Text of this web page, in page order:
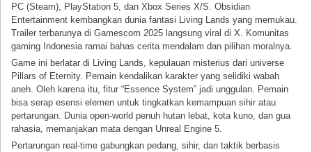
PC (Steam), PlayStation 5, dan Xbox Series X/S. Obsidian
Entertainment kembangkan dunia fantasi Living Lands yang memukau.
Trailer terbarunya di Gamescom 2025 langsung viral di X. Komunitas
gaming Indonesia ramai bahas cerita mendalam dan pilihan moralnya.
Game ini berlatar di Living Lands, kepulauan misterius dari universe
Pillars of Eternity. Pemain kendalikan karakter yang selidiki wabah
aneh. Oleh karena itu, fitur “Essence System” jadi unggulan. Pemain
bisa serap esensi elemen untuk tingkatkan kemampuan sihir atau
pertarungan. Dunia open-world penuh hutan lebat, kota kuno, dan gua
rahasia, memanjakan mata dengan Unreal Engine 5.
Pertarungan real-time gabungkan pedang, sihir, dan taktik berbasis